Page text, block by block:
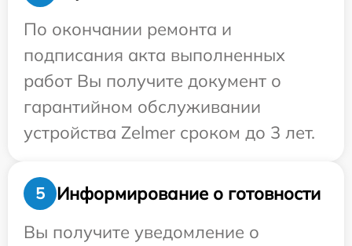
По окончании ремонта и
подписания акта выполненных
работ Вы получите документ о
гарантийном обслуживании
устройства Zelmer сроком до 3 лет.
5
Информирование о готовности
Вы получите уведомление о